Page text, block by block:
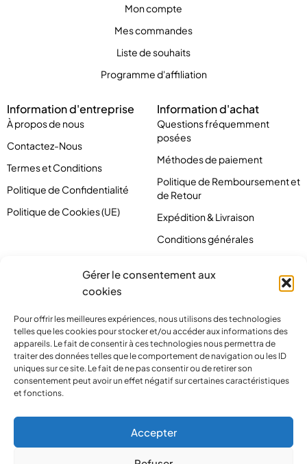
Gérer le consentement aux
cookies
Pour offrir les meilleures expériences, nous utilisons des technologies
telles que les cookies pour stocker et/ou accéder aux informations des
appareils. Le fait de consentir à ces technologies nous permettra de
traiter des données telles que le comportement de navigation ou les ID
uniques sur ce site. Le fait de ne pas consentir ou de retirer son
consentement peut avoir un effet négatif sur certaines caractéristiques
et fonctions.
Accepter
Mon compte
Mes commandes
Liste de souhaits
Programme d'affiliation
Information d'entreprise
À propos de nous
Contactez-Nous
Termes et Conditions
Politique de Confidentialité
Politique de Cookies (UE)
Information d'achat
Questions fréquemment
posées
Méthodes de paiement
Politique de Remboursement et
de Retour
Expédition & Livraison
Conditions générales